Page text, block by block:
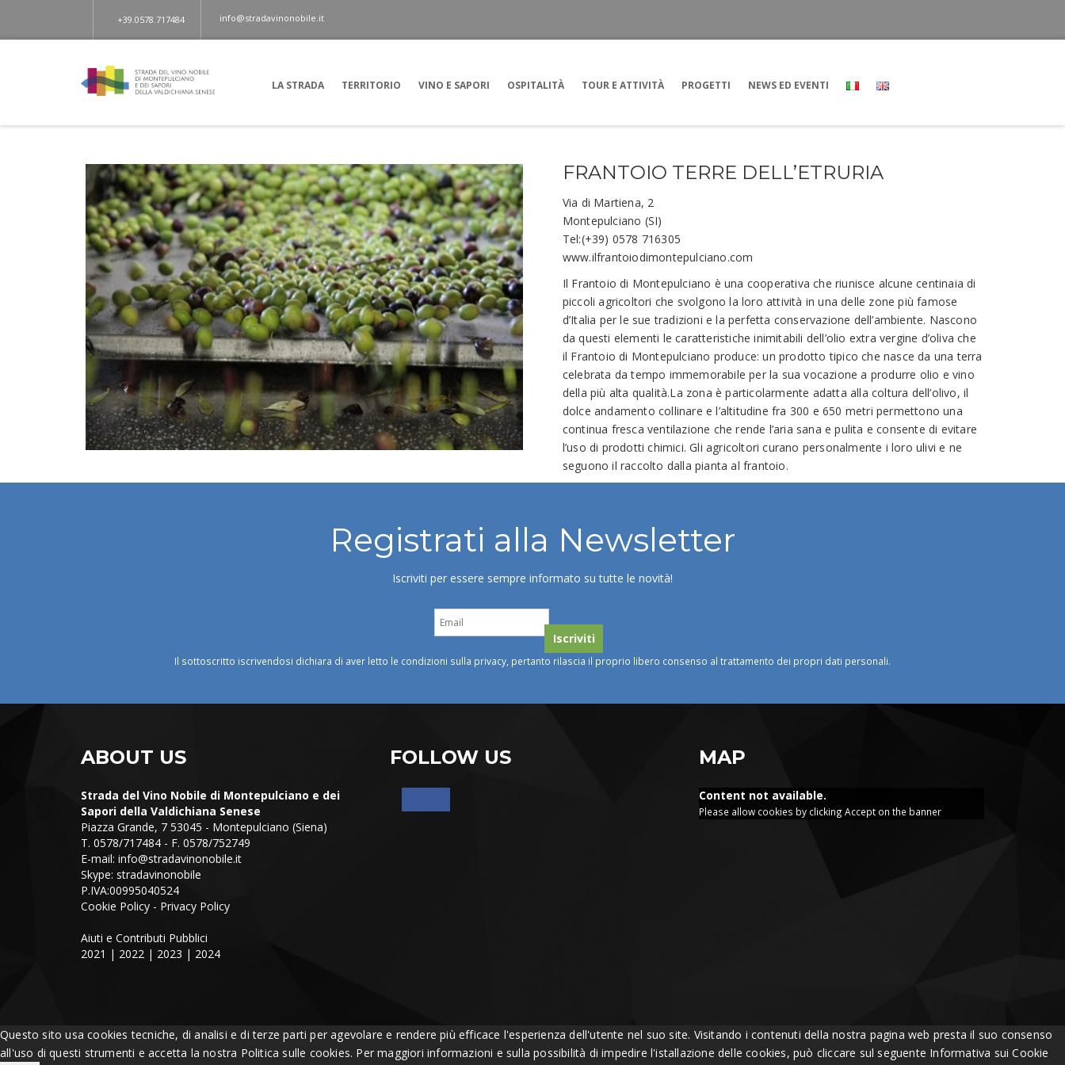
+39.0578.717484 info@stradavinonobile.it
LA STRADA TERRITORIO VINO E SAPORI OSPITALITÀ TOUR E ATTIVITÀ PROGETTI NEWS ED EVENTI
FRANTOIO TERRE DELL’ETRURIA
Via di Martiena, 2
Montepulciano (SI)
Tel:(+39) 0578 716305
www.ilfrantoiodimontepulciano.com
Il Frantoio di Montepulciano è una cooperativa che riunisce alcune centinaia di
piccoli agricoltori che svolgono la loro attività in una delle zone più famose
d’Italia per le sue tradizioni e la perfetta conservazione dell’ambiente. Nascono
da questi elementi le caratteristiche inimitabili dell’olio extra vergine d’oliva che
il Frantoio di Montepulciano produce: un prodotto tipico che nasce da una terra
celebrata da tempo immemorabile per la sua vocazione a produrre olio e vino
della più alta qualità.La zona è particolarmente adatta alla coltura dell’olivo, il
dolce andamento collinare e l’altitudine fra 300 e 650 metri permettono una
continua fresca ventilazione che rende l’aria sana e pulita e consente di evitare
l’uso di prodotti chimici. Gli agricoltori curano personalmente i loro ulivi e ne
seguono il raccolto dalla pianta al frantoio.
Registrati alla Newsletter
Iscriviti per essere sempre informato su tutte le novità!
Il sottoscritto iscrivendosi dichiara di aver letto le condizioni sulla privacy, pertanto rilascia il proprio libero consenso al trattamento dei propri dati personali.
ABOUT US
Strada del Vino Nobile di Montepulciano e dei
Sapori della Valdichiana Senese
Piazza Grande, 7 53045 - Montepulciano (Siena)
T. 0578/717484 - F. 0578/752749
E-mail: info@stradavinonobile.it
Skype: stradavinonobile
P.IVA:00995040524
Cookie Policy - Privacy Policy
Aiuti e Contributi Pubblici
2021 | 2022 | 2023 | 2024
FOLLOW US MAP
Content not available.
Please allow cookies by clicking Accept on the banner
Questo sito usa cookies tecniche, di analisi e di terze parti per agevolare e rendere più efficace l'esperienza dell'utente nel suo site. Visitando i contenuti della nostra pagina web presta il suo consenso
all'uso di questi strumenti e accetta la nostra Politica sulle cookies. Per maggiori informazioni e sulla possibilità di impedire l'istallazione delle cookies, può cliccare sul seguente Informativa sui Cookie